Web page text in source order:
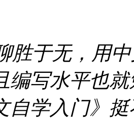
胜于无，用
编写水平也
自学入门》